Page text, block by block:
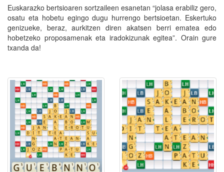
Euskarazko bertsioaren sortzaileen esanetan “jolasa erabiliz gero,
osatu eta hobetu egingo dugu hurrengo bertsioetan. Eskertuko
genizueke, beraz, aurkitzen diren akatsen berri ematea edo
hobetzeko proposamenak eta iradokizunak egitea”. Orain gure
txanda da!